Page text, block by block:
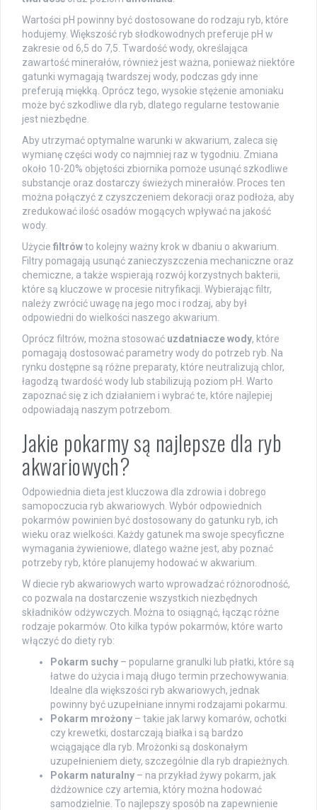
Wartości pH powinny być dostosowane do rodzaju ryb, które
hodujemy. Większość ryb słodkowodnych preferuje pH w
zakresie od 6,5 do 7,5. Twardość wody, określająca
zawartość minerałów, również jest ważna, ponieważ niektóre
gatunki wymagają twardszej wody, podczas gdy inne
preferują miękką. Oprócz tego, wysokie stężenie amoniaku
może być szkodliwe dla ryb, dlatego regularne testowanie
jest niezbędne.
Aby utrzymać optymalne warunki w akwarium, zaleca się
wymianę części wody co najmniej raz w tygodniu. Zmiana
około 10-20% objętości zbiornika pomoże usunąć szkodliwe
substancje oraz dostarczy świeżych minerałów. Proces ten
można połączyć z czyszczeniem dekoracji oraz podłoża, aby
zredukować ilość osadów mogących wpływać na jakość
wody.
Użycie filtrówto kolejny ważny krok w dbaniu o akwarium.
Filtry pomagają usunąć zanieczyszczenia mechaniczne oraz
chemiczne, a także wspierają rozwój korzystnych bakterii,
które są kluczowe w procesie nitryfikacji. Wybierając filtr,
należy zwrócić uwagę na jego moc i rodzaj, aby był
odpowiedni do wielkości naszego akwarium.
Oprócz filtrów, można stosować uzdatniacze wody, które
pomagają dostosować parametry wody do potrzeb ryb. Na
rynku dostępne są różne preparaty, które neutralizują chlor,
łagodzą twardość wody lub stabilizują poziom pH. Warto
zapoznać się z ich działaniem i wybrać te, które najlepiej
odpowiadają naszym potrzebom.
Jakie pokarmy są najlepsze dla ryb
akwariowych?
Odpowiednia dieta jest kluczowa dla zdrowia i dobrego
samopoczucia ryb akwariowych. Wybór odpowiednich
pokarmów powinien być dostosowany do gatunku ryb, ich
wieku oraz wielkości. Każdy gatunek ma swoje specyficzne
wymagania żywieniowe, dlatego ważne jest, aby poznać
potrzeby ryb, które planujemy hodować w akwarium.
W diecie ryb akwariowych warto wprowadzać różnorodność,
co pozwala na dostarczenie wszystkich niezbędnych
składników odżywczych. Można to osiągnąć, łącząc różne
rodzaje pokarmów. Oto kilka typów pokarmów, które warto
włączyć do diety ryb:
Pokarm suchy – popularne granulki lub płatki, które są
łatwe do użycia i mają długo termin przechowywania.
Idealne dla większości ryb akwariowych, jednak
powinny być uzupełniane innymi rodzajami pokarmu.
Pokarm mrożony – takie jak larwy komarów, ochotki
czy krewetki, dostarczają białka i są bardzo
wciągające dla ryb. Mrożonki są doskonałym
uzupełnieniem diety, szczególnie dla ryb drapieżnych.
Pokarm naturalny – na przykład żywy pokarm, jak
dżdżownice czy artemia, który można hodować
samodzielnie. To najlepszy sposób na zapewnienie